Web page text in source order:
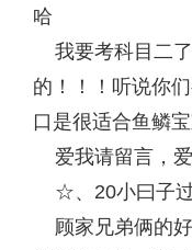
哈
我要考科目二
的！！！听说你
口是很适合鱼鳞
爱我请留言，爱
☆、20小曰子过
顾家兄弟俩的